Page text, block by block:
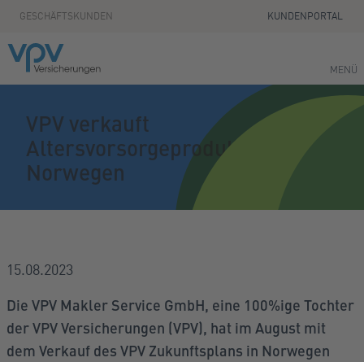
Zum Seiteninhalt springen
GESCHÄFTSKUNDEN KUNDENPORTAL
MENÜ
VPV verkauft
Altersvorsorgeprodukt in
Norwegen
15.08.2023
Die VPV Makler Service GmbH, eine 100%ige Tochter
der VPV Versicherungen (VPV), hat im August mit
dem Verkauf des VPV Zukunftsplans in Norwegen